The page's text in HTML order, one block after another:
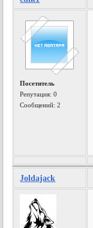
Посетитель
Репутация:0
Сообщений: 2
Joldajack